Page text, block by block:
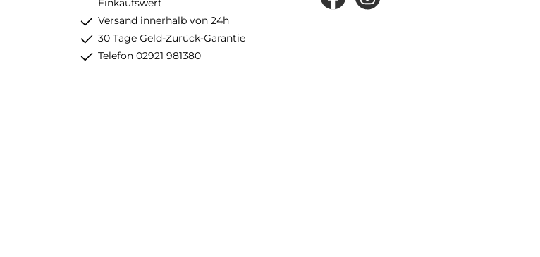
Einkaufswert
Versand innerhalb von 24h
30 Tage Geld-Zurück-Garantie
Telefon 02921 981380